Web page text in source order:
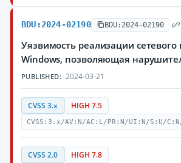
BDU:2024-02190 BDU:2024-02190
Уязвимость реализации
Windows, позволяющая
PUBLISHED: 2024-03-21
CVSS 3.x HIGH 7.5
CVSS:3.x/AV:N/AC:L/PR:N/UI:N/S:U/
CVSS 2.0 HIGH 7.8